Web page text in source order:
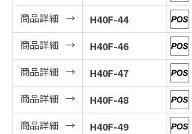
商品詳細
H40F-44
商品詳細
H40F-46
商品詳細
H40F-47
商品詳細
H40F-48
商品詳細
H40F-49